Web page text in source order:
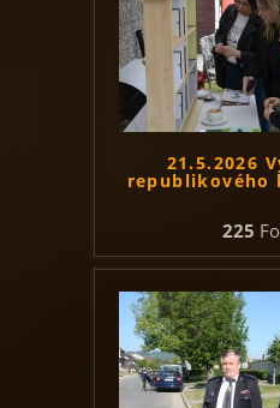
21.5.2026
republikového
225